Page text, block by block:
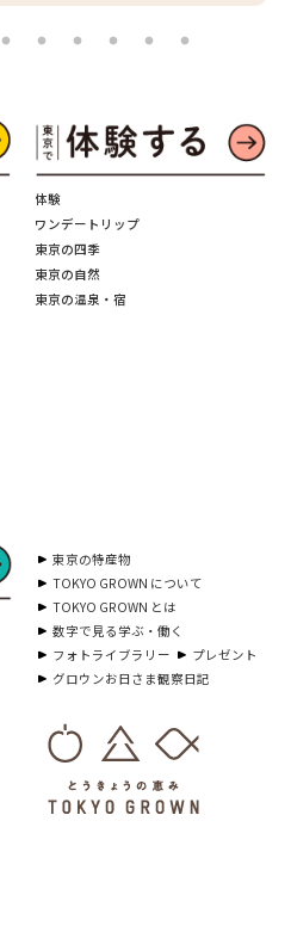
体験
ワンデートリップ
東京の四季
東京の自然
東京の温泉・宿
東京の特産物
TOKYO GROWN について
TOKYO GROWN とは
数字で見る学ぶ・働く
フォトライブラリー
プレゼント
グロウンお日さま観察日記